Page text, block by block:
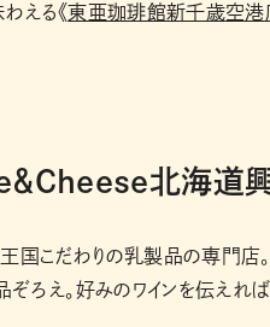
える《東亜珈琲館新千歳空港
＆Cheese北海道
こだわりの乳製品の専門店。
ぞろえ。好みのワインを伝えれ